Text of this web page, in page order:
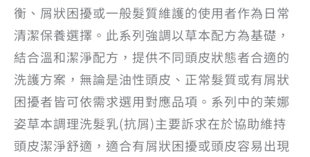
衡、屑狀困擾或一般髮質維護的使用者作為日常
清潔保養選擇。此系列強調以草本配方為基礎，
結合溫和潔淨配方，提供不同頭皮狀態者合適的
洗護方案，無論是油性頭皮、正常髮質或有屑狀
困擾者皆可依需求選用對應品項。系列中的茉娜
姿草本調理洗髮乳(抗屑)主要訴求在於協助維持
頭皮潔淨舒適，適合有屑狀困擾或頭皮容易出現